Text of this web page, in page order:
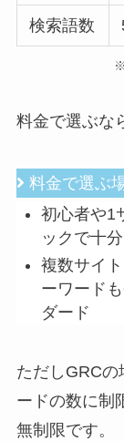
検索語数
料金で選ぶな
料金で選ぶ
初心者や1
ックで十分
複数サイ
ーワード
ダード
ただしGRCの
ードの数に制
無制限です。